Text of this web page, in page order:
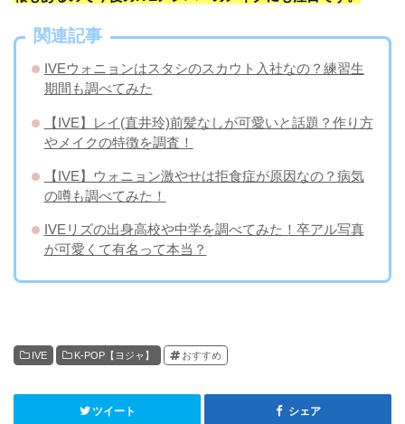
関連記事
IVEウォニョンはスタシのスカウト入社なの？練習生
期間も調べてみた
【IVE】レイ(直井玲)前髪なしが可愛いと話題？作り方
やメイクの特徴を調査！
【IVE】ウォニョン激やせは拒食症が原因なの？病気
の噂も調べてみた！
IVEリズの出身高校や中学を調べてみた！卒アル写真
が可愛くて有名って本当？
IVE K-POP【ヨジャ】 おすすめ
ツイート シェア